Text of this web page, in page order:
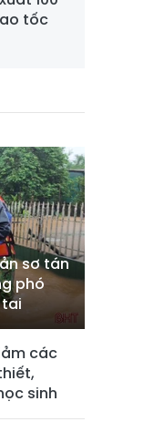
tốc
sơ tán
phó
các
sinh